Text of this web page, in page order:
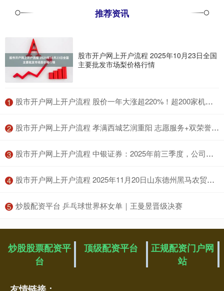
推荐资讯
股市开户网上开户流程 2025年10月23日全国
主要批发市场梨价格行情
1 ​股市开户网上开户流程 股价一年大涨超220%！超200家机构前往调研
2 ​股市开户网上开户流程 孝满西城艺润重阳 志愿服务+双荣誉｜文化
3 ​股市开户网上开户流程 中银证券：2025年前三季度，公司实现营业收入24.38亿元，同比增长26.95%
4 ​股市开户网上开户流程 2025年11月20日山东德州黑马农贸水产批发市场价格行情
5 ​炒股配资平台 乒乓球世界杯女单｜王曼昱晋级决赛
炒股股票配资平
台
顶级配资平台
正规配资门户网
站